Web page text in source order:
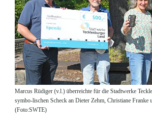
Marcus Rüdiger (v.l.) überreichte für die Stadtwerke
symbo-lischen Scheck an Dieter Zehm, Christiane Franke
(Foto:SWTE)